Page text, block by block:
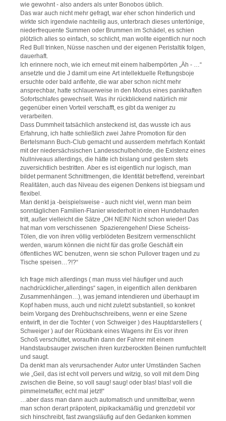
wie gewohnt - also anders als unter Bonobos üblich.
Das war auch nicht mehr gefragt, war eher schon hinderlich und
wirkte sich irgendwie nachteilig aus, unterbrach dieses untertönige,
niederfrequente Summen oder Brummen im Schädel, es schien
plötzlich alles so einfach, so schlicht, man wollte eigentlich nur noch
Red Bull trinken, Nüsse naschen und der eigenen Peristaltik folgen,
dauerhaft.
Ich erinnere noch, wie ich erneut mit einem halbempörten „Äh - …“
ansetzte und die J damit um eine Art intellektuelle Rettungsboje
ersuchte oder bald anflehte, die war aber schon nicht mehr
ansprechbar, hatte schlauerweise in den Modus eines panikhaften
Sofortschlafes gewechselt. Was ihr rückblickend natürlich mir
gegenüber einen Vorteil verschafft, es gibt da weniger zu
verarbeiten.
Dass Dummheit tatsächlich ansteckend ist, das wusste ich aus
Erfahrung, ich hatte schließlich zwei Jahre Promotion für den
Bertelsmann Buch-Club gemacht und ausserdem mehrfach Kontakt
mit der niedersächsischen Landesschulbehörde, die Existenz eines
Nullniveaus allerdings, die hätte ich bislang und gestern stets
zuversichtlich bestritten. Aber es ist eigentlich nur logisch, man
bildet permanent Schnittmengen, die Identität betreffend, vereinbart
Realitäten, auch das Niveau des eigenen Denkens ist biegsam und
flexibel.
Man denkt ja -beispielsweise - auch nicht viel, wenn man beim
sonntäglichen Familien-Flanier wiederholt in einen Hundehaufen
tritt, außer vielleicht die Sätze „OH NEIN! Nicht schon wieder! Das
hat man vom verschissenen Spazierengehen! Diese Scheiss-
Tölen, die von ihren völlig verblödeten Besitzern vermenschlicht
werden, warum können die nicht für das große Geschäft ein
öffentliches WC benutzen, wenn sie schon Pullover tragen und zu
Tische speisen…?!?“
Ich frage mich allerdings ( man muss viel häufiger und auch
nachdrücklicher„allerdings“ sagen, in eigentlich allen denkbaren
Zusammenhängen…), was jemand intendieren und überhaupt im
Kopf haben muss, auch und nicht zuletzt substantiell, so konkret
beim Vorgang des Drehbuchschreibens, wenn er eine Szene
entwirft, in der die Tochter ( von Schweiger ) des Hauptdarstellers (
Schweiger ) auf der Rückbank eines Wagens ihr Eis vor ihren
Schoß verschüttet, woraufhin dann der Fahrer mit einem
Handstaubsauger zwischen ihren kurzberockten Beinen rumfuchtelt
und saugt.
Da denkt man als verursachender Autor unter Umständen Sachen
wie „Geil, das ist echt voll pervers und witzig, so voll mit dem Ding
zwischen die Beine, so voll saug! saug! oder blas! blas! voll die
pimmelmetaffer, echt mal jetzt!“
…aber dass man dann auch automatisch und unmittelbar, wenn
man schon derart präpotent, pipikackamäßig und grenzdebil vor
sich hinschreibt, fast zwangsläufig auf den Gedanken kommen